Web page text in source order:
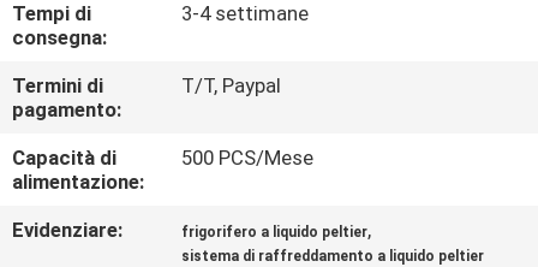
CONTATTO
STATI
UNITI
Tempi di
consegna:
3-4 settimane
Termini di
pagamento:
T/T, Paypal
Capacità di
alimentazione:
500 PCS/Mese
Evidenziare: frigorifero a liquido peltier,
sistema di raffreddamento a liquido peltier